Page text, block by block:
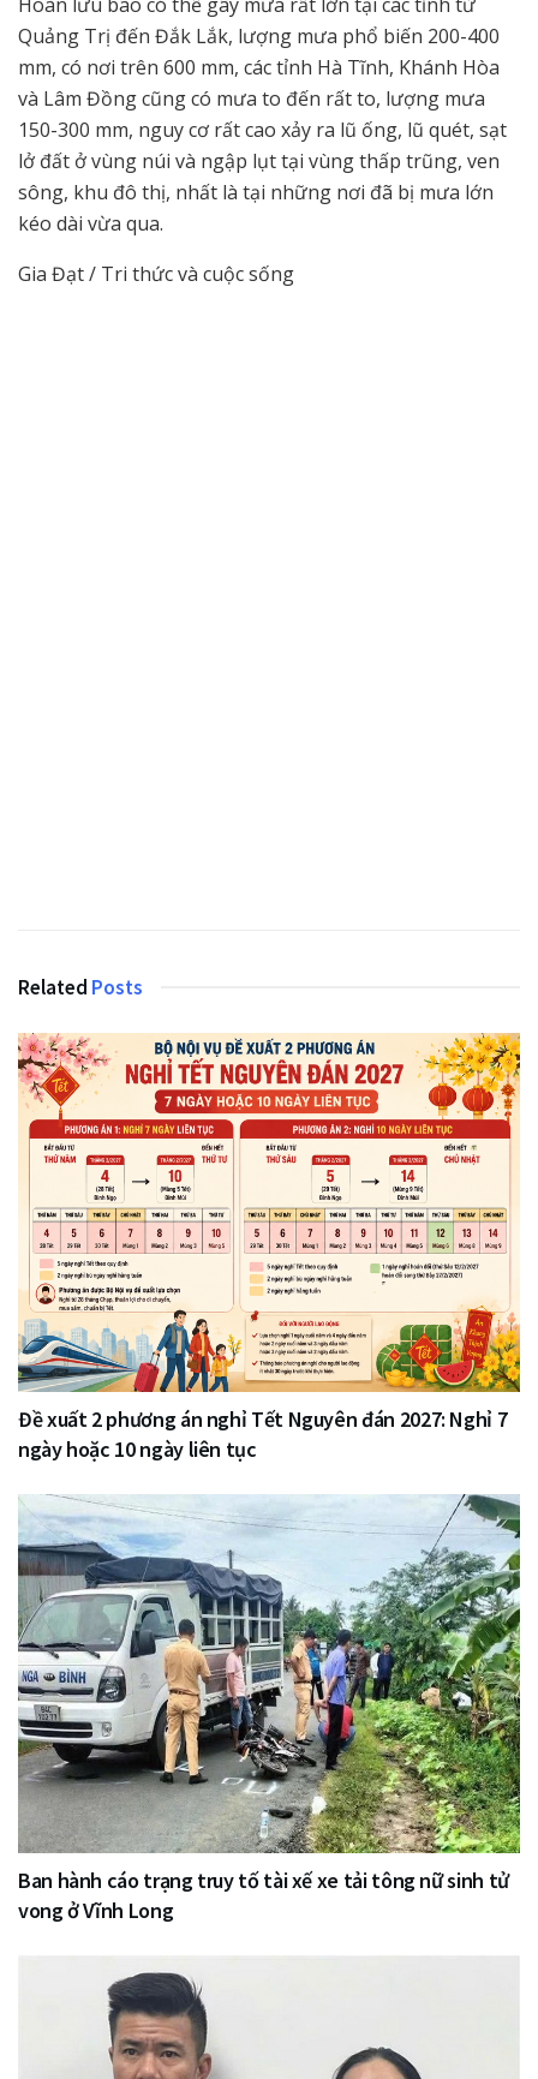
Quảng Trị đến Đắk Lắk, lượng mưa phổ biến 200-400
mm, có nơi trên 600 mm, các tỉnh Hà Tĩnh, Khánh Hòa
và Lâm Đồng cũng có mưa to đến rất to, lượng mưa
150-300 mm, nguy cơ rất cao xảy ra lũ ống, lũ quét, sạt
lở đất ở vùng núi và ngập lụt tại vùng thấp trũng, ven
sông, khu đô thị, nhất là tại những nơi đã bị mưa lớn
kéo dài vừa qua.
Gia Đạt / Tri thức và cuộc sống
Related Posts
Đề xuất 2 phương án nghỉ Tết Nguyên đán 2027: Nghỉ 7
ngày hoặc 10 ngày liên tục
Ban hành cáo trạng truy tố tài xế xe tải tông nữ sinh tử
vong ở Vĩnh Long